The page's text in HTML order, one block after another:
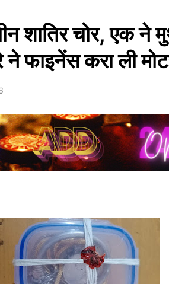
शातिर चोर, एक ने
ने फाइनेंस करा ली